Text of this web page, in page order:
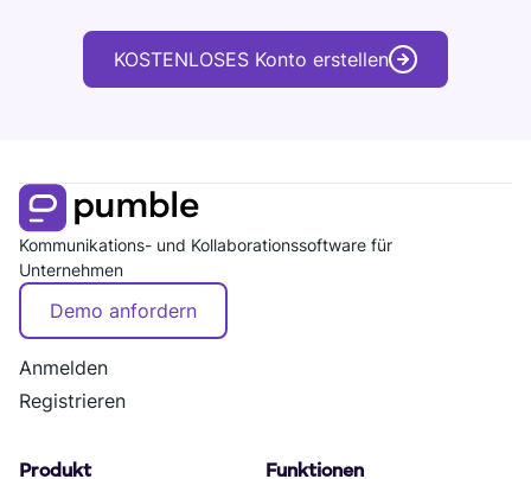
KOSTENLOSES Konto erstellen
Kommunikations- und Kollaborationssoftware für
Unternehmen
Demo anfordern
Anmelden
Registrieren
Produkt Funktionen